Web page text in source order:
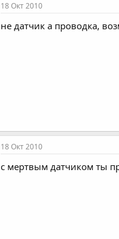
18 Окт 2010
не датчик а проводка,
18 Окт 2010
с мертвым датчиком ты